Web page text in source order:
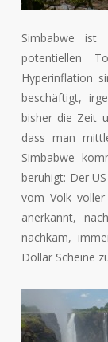
Simbabwe
potentiellen
Hyperinflation
beschäftigt,
bisher die Zeit
dass man
Simbabwe
beruhigt: Der
vom Volk
anerkannt,
nachkam,
Dollar Scheine